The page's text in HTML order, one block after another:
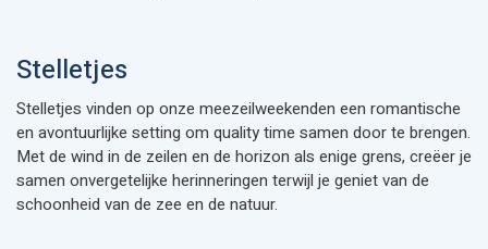
Stelletjes
Stelletjes vinden op onze meezeilweekenden een romantische
en avontuurlijke setting om quality time samen door te brengen.
Met de wind in de zeilen en de horizon als enige grens, creëer je
samen onvergetelijke herinneringen terwijl je geniet van de
schoonheid van de zee en de natuur.